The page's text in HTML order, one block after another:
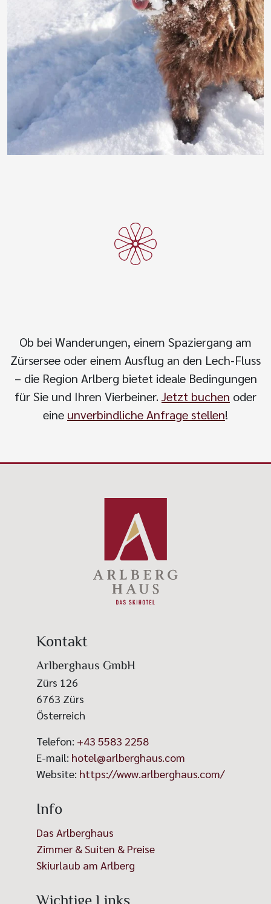
Ob bei Wanderungen, einem Spaziergang am
Zürsersee oder einem Ausflug an den Lech-Fluss
– die Region Arlberg bietet ideale Bedingungen
für Sie und Ihren Vierbeiner.Jetzt buchen oder
eine unverbindliche Anfrage stellen!
Kontakt
Arlberghaus GmbH
Zürs 126
6763 Zürs
Österreich
Telefon: +43 5583 2258
E-mail: hotel@arlberghaus.com
Website: https://www.arlberghaus.com/
Info
Das Arlberghaus
Zimmer & Suiten & Preise
Skiurlaub am Arlberg